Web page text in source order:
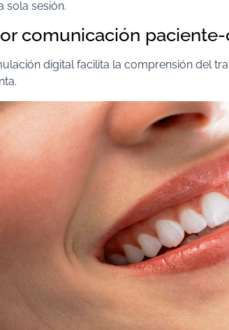
sola sesión.
comunicación
digital facilita la comprensión del